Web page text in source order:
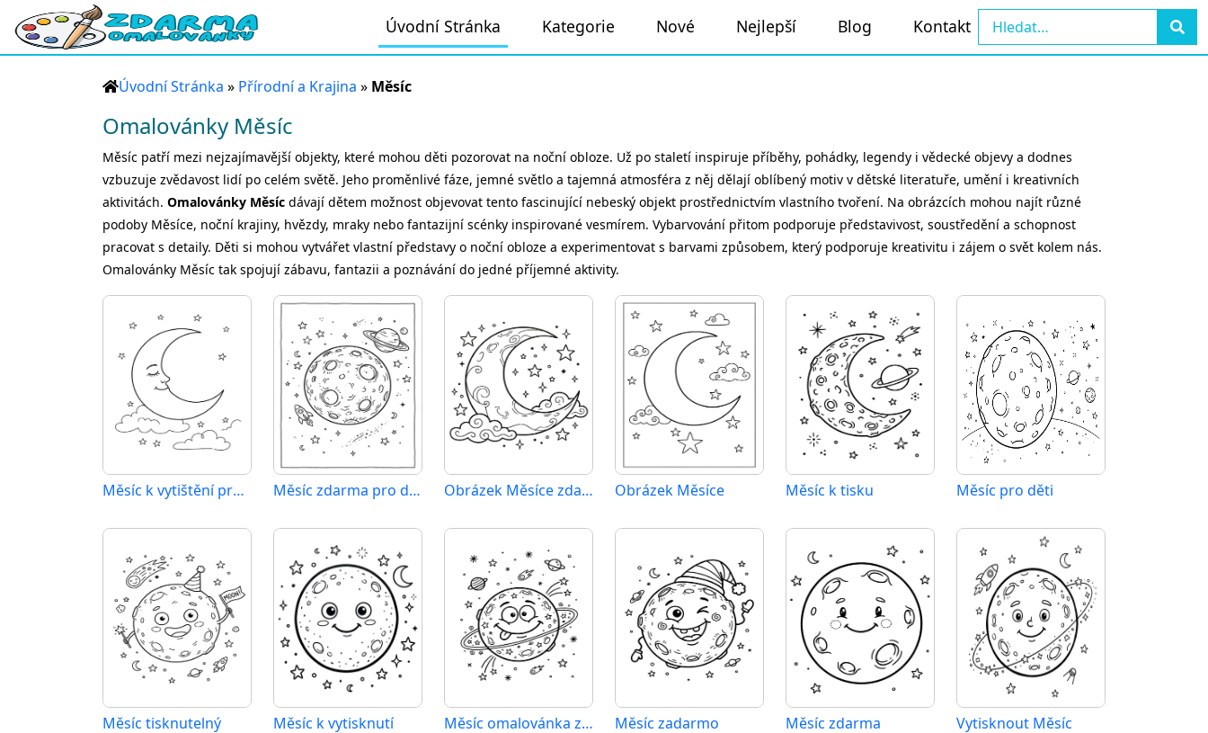
Úvodní Stránka Kategorie Nové Nejlepší Blog Kontakt
Úvodní Stránka » Přírodní a Krajina » Měsíc
Omalovánky Měsíc
Měsíc patří mezi nejzajímavější objekty, které mohou děti pozorovat na noční obloze. Už po staletí inspiruje příběhy, pohádky, legendy i vědecké objevy a dodnes
vzbuzuje zvědavost lidí po celém světě. Jeho proměnlivé fáze, jemné světlo a tajemná atmosféra z něj dělají oblíbený motiv v dětské literatuře, umění i kreativních
aktivitách. Omalovánky Měsíc dávají dětem možnost objevovat tento fascinující nebeský objekt prostřednictvím vlastního tvoření. Na obrázcích mohou najít různé
podoby Měsíce, noční krajiny, hvězdy, mraky nebo fantazijní scénky inspirované vesmírem. Vybarvování přitom podporuje představivost, soustředění a schopnost
pracovat s detaily. Děti si mohou vytvářet vlastní představy o noční obloze a experimentovat s barvami způsobem, který podporuje kreativitu i zájem o svět kolem nás.
Omalovánky Měsíc tak spojují zábavu, fantazii a poznávání do jedné příjemné aktivity.
Měsíc k vytištění pro děti Měsíc zdarma pro děti Obrázek Měsíce zdarma Obrázek Měsíce Měsíc k tisku Měsíc pro děti
Měsíc tisknutelný Měsíc k vytisknutí Měsíc omalovánka zdarma Měsíc zadarmo Měsíc zdarma Vytisknout Měsíc